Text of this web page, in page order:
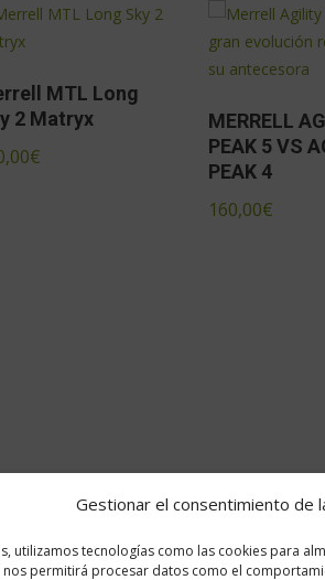
Gestionar el consentimiento de
utilizamos tecnologías como las cookies para
permitirá procesar datos como el
MTL Long
2 Matryx
€
MERRELL
PEAK 5 VS
PEAK 4
160,00€